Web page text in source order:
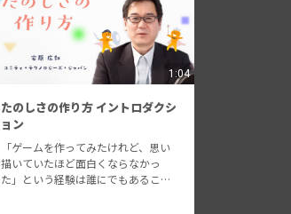
1:04
たのしさの作り方 イントロダクシ
ョン
「ゲームを作ってみたけれど、思い
描いていたほど面白くならなかっ
た」という経験は誰にでもあること